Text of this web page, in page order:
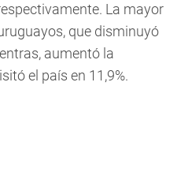
La mayor
que disminuyó
aumentó la
el país en 11,9%.